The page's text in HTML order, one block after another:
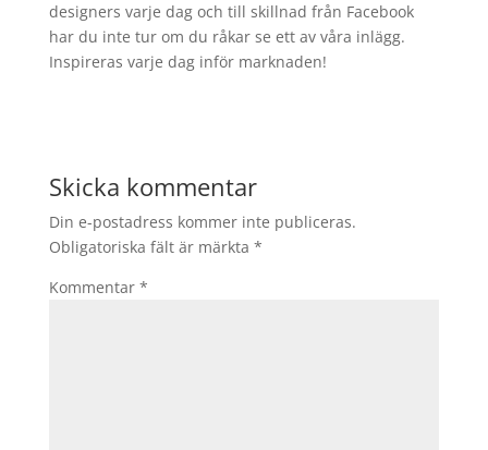
designers varje dag och till skillnad från Facebook
har du inte tur om du råkar se ett av våra inlägg.
Inspireras varje dag inför marknaden!
Skicka kommentar
Din e-postadress kommer inte publiceras.
Obligatoriska fält är märkta *
Kommentar *